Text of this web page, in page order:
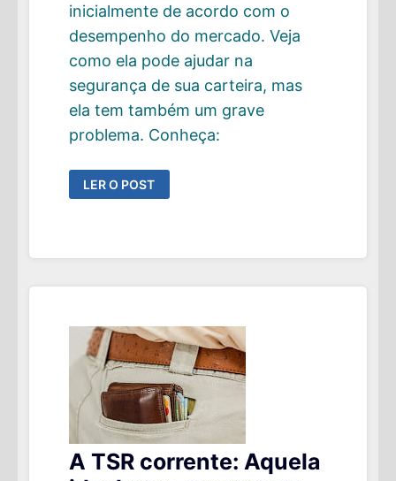
inicialmente de acordo com o
desempenho do mercado. Veja
como ela pode ajudar na
segurança de sua carteira, mas
ela tem também um grave
problema. Conheça:
GUARDRAILS:
UMA
ESTRATÉGIA
SEU
FIRE
UM
GRANDE
PROBLEMA
LER O POST
A TSR corrente: Aquela